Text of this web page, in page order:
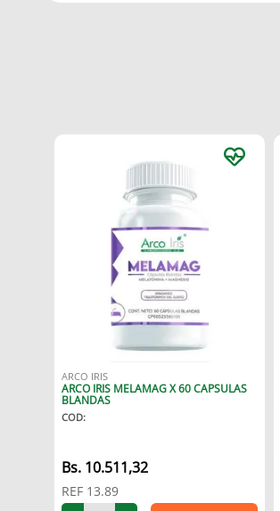
ARCO IRIS
ARCO IRIS MELAMAG X 60 CAPSULAS
BLANDAS
COD:
10.511,32
REF 13.89